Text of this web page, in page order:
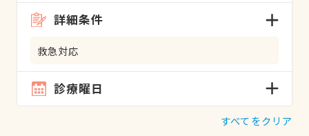
詳細条件
救急対応
診療曜日
すべてをクリア